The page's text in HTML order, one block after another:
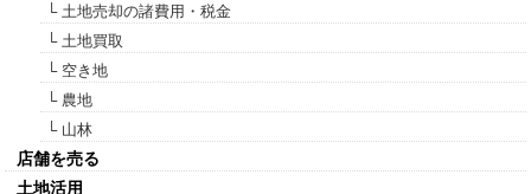
└ 土地売却の諸費用・税金
└ 土地買取
└ 空き地
└ 農地
└ 山林
店舗を売る
土地活用